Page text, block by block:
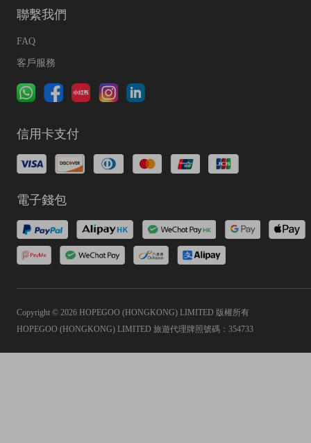
聯繫我們
FAQ
客戶服務
信用卡支付
電子錢包
Copyright © 2026 HOPEGOO (HONGKONG) LIMITED 版權所有
HOPEGOO (HONGKONG) LIMITED 旅遊代理牌照號碼：354733